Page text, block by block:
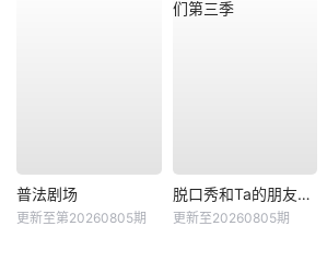
普法剧场
更新至第20260805期
脱口秀和Ta的朋友们第三季
更新至20260805期